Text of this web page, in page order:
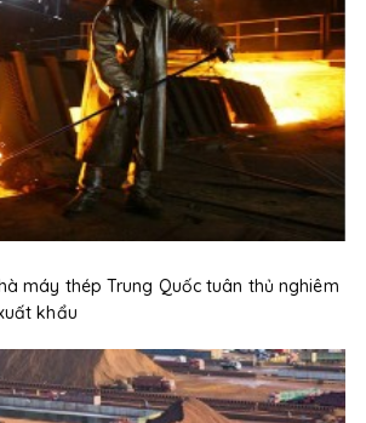
máy thép Trung Quốc tuân thủ nghiêm
khẩu